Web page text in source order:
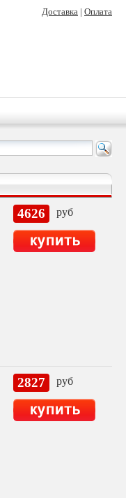
4626 руб
2827 руб
Доставка Оплата